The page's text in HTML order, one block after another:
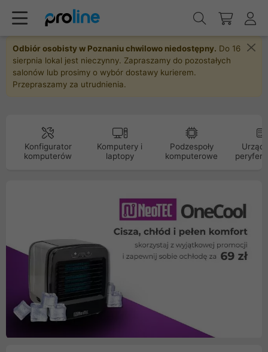
Odbiór osobisty w Poznaniu chwilowo niedostępny. Do 16
sierpnia lokal jest nieczynny. Zapraszamy do pozostałych
salonów lub prosimy o wybór dostawy kurierem.
Przepraszamy za utrudnienia.
Konfigurator
komputerów
Komputery i
laptopy
Podzespoły
komputerowe